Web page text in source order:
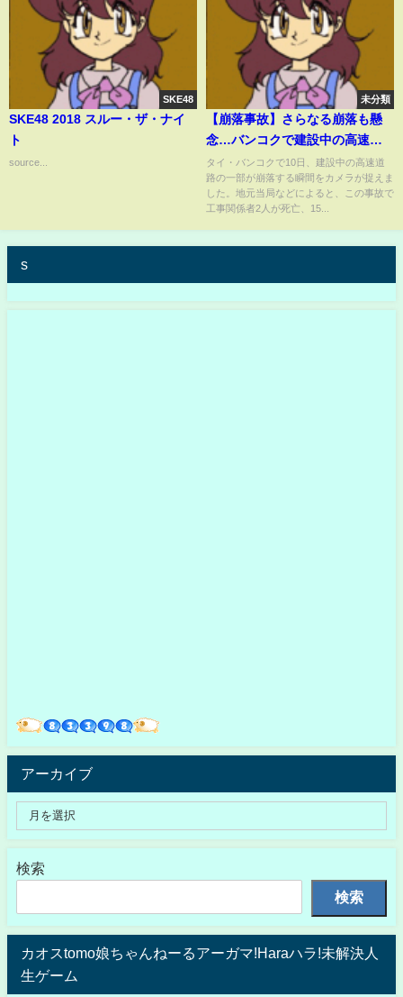
SKE48
SKE48 2018 スルー・ザ・ナイ
ト
source...
未分類
【崩落事故】さらなる崩落も懸
念…バンコクで建設中の高速道
路 崩落の瞬間 原因は？
タイ・バンコクで10日、建設中の高速道
路の一部が崩落する瞬間をカメラが捉えま
した。地元当局などによると、この事故で
工事関係者2人が死亡、15...
s
アーカイブ
検索
検索
カオスtomo娘ちゃんねーるアーガマ!Haraハラ!未解決人
生ゲーム